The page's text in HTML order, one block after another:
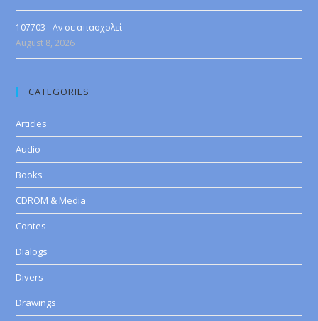
107703 - Αν σε απασχολεί
August 8, 2026
CATEGORIES
Articles
Audio
Books
CDROM & Media
Contes
Dialogs
Divers
Drawings